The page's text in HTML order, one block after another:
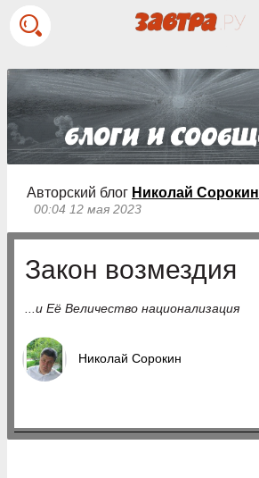
Авторский блог Николай Сорокин
00:04 12 мая 2023
Закон возмездия
...и Её Величество национализация
Николай Сорокин